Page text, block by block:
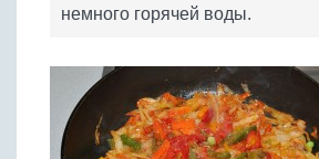
немного горячей воды.